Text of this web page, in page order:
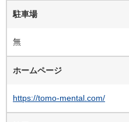
駐車場
無
ホームページ
https://tomo-mental.com/